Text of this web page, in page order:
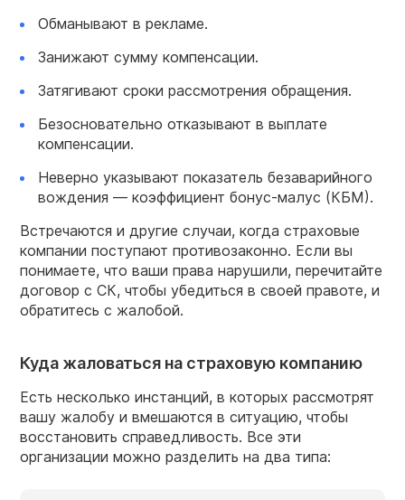
Обманывают в рекламе.
Занижают сумму компенсации.
Затягивают сроки рассмотрения обращения.
Безосновательно отказывают в выплате
компенсации.
Неверно указывают показатель безаварийного
вождения — коэффициент бонус-малус (КБМ).
Встречаются и другие случаи, когда страховые
компании поступают противозаконно. Если вы
понимаете, что ваши права нарушили, перечитайте
договор с СК, чтобы убедиться в своей правоте, и
обратитесь с жалобой.
Куда жаловаться на страховую компанию
Есть несколько инстанций, в которых рассмотрят
вашу жалобу и вмешаются в ситуацию, чтобы
восстановить справедливость. Все эти
организации можно разделить на два типа: